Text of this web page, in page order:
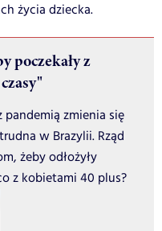
życia dziecka.
poczekały z
zmienia się
w Brazylii. Rząd
żeby odłożyły
z kobietami 40 plus?